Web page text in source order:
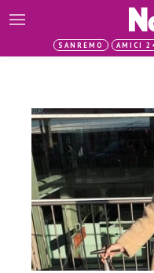
SANREMO AMICI